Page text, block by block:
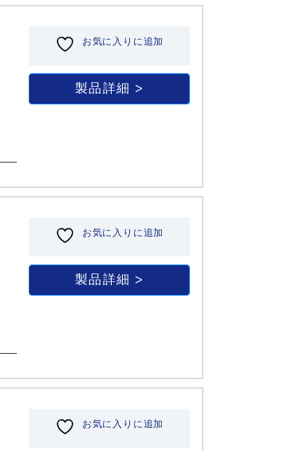
お気に入りに追加
製品詳細
お気に入りに追加
製品詳細
お気に入りに追加